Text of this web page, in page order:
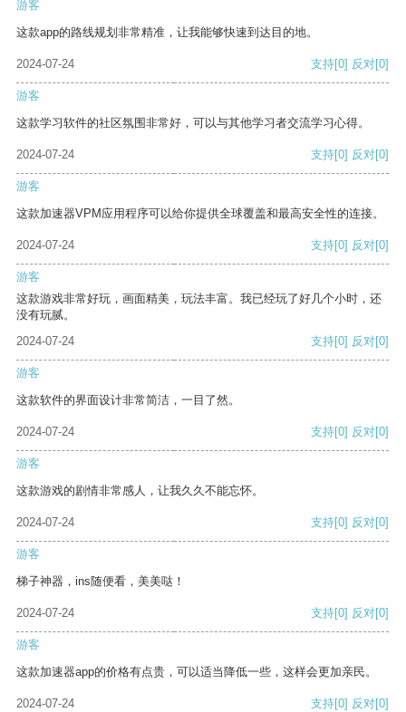
游客
这款app的路线规划非常精准，让我能够快速到达目的地。
2024-07-24 支持[0] 反对[0]
游客
这款学习软件的社区氛围非常好，可以与其他学习者交流学习心得。
2024-07-24 支持[0] 反对[0]
游客
这款加速器VPM应用程序可以给你提供全球覆盖和最高安全性的连接。
2024-07-24 支持[0] 反对[0]
游客
这款游戏非常好玩，画面精美，玩法丰富。我已经玩了好几个小时，还
没有玩腻。
2024-07-24
支持[0] 反对[0]
游客
这款软件的界面设计非常简洁，一目了然。
2024-07-24 支持[0] 反对[0]
游客
这款游戏的剧情非常感人，让我久久不能忘怀。
2024-07-24 支持[0] 反对[0]
游客
梯子神器，ins随便看，美美哒！
2024-07-24 支持[0] 反对[0]
游客
这款加速器app的价格有点贵，可以适当降低一些，这样会更加亲民。
2024-07-24 支持[0] 反对[0]